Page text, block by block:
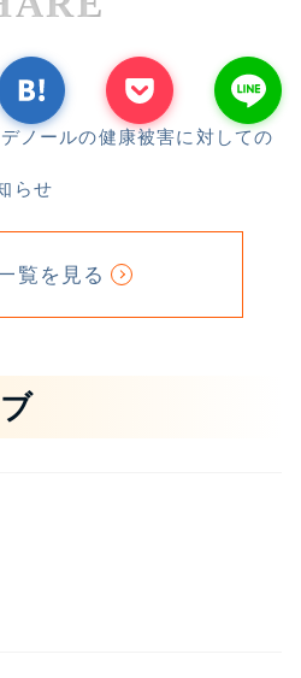
ノールの健康被害に対しての
らせ
覧を見る